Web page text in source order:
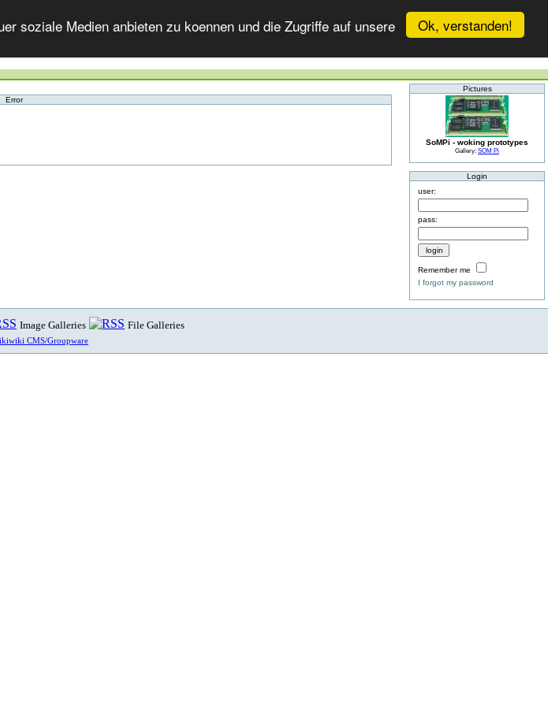
Ok, verstanden!
soziale Medien anbieten zu koennen und die Zugriffe auf unsere
Error
Pictures
SoMPi - woking prototypes
Gallery: SOM Pi
Login
user:
pass:
Remember me
I forgot my password
Image Galleries File Galleries
CMS/Groupware